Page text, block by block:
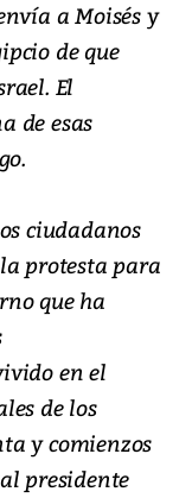
a Moisés y
de que
El
de esas
ciudadanos
protesta para
que ha
en el
de los
y comienzos
presidente